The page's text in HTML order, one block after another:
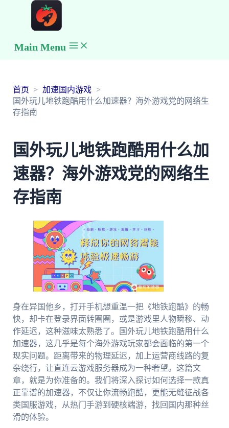
Main Menu
首页
加速国内游戏
国外玩儿地铁跑酷用什么加速器？海外游戏党的网络生
存指南
国外玩儿地铁跑酷用什么加
速器？海外游戏党的网络生
存指南
身在异国他乡，打开手机想重温一把《地铁跑酷》的畅
快，却卡在登录界面转圈圈，或是游戏里人物瞬移、动
作延迟，这种滋味太熟悉了。国外玩儿地铁跑酷用什么
加速器，这几乎是每个海外游戏玩家都会面临的第一个
现实问题。距离带来的物理延迟，加上运营商线路的复
杂绕行，让直连云游戏服务器成为一种奢望。这篇文
章，就是为你准备的。我们将深入探讨如何选择一款真
正靠谱的加速器，不仅让你流畅跑酷，更能无缝征战各
类国服游戏，从热门手游到硬核端游，找回国内那种丝
滑的体验。